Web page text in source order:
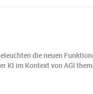
die neuen
KI im Kontext von AGI